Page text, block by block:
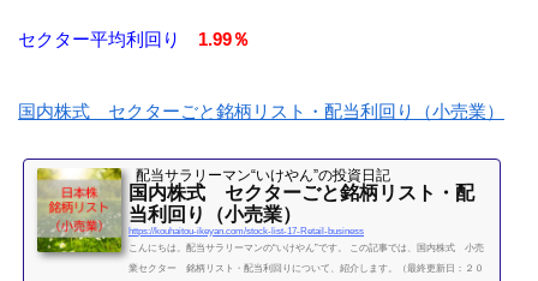
セクター平均利回り 1.99％
国内株式 セクターごと銘柄リスト・配当利回り（小売業）
配当サラリーマン“いけやん”の投資日記 ​
国内株式 セクターごと銘柄リスト・配
当利回り（小売業）
https://kouhaitou-ikeyan.com/stock-list-17-Retail-business
こんにちは。配当サラリーマンの“いけやん”です。 この記事では、国内株式 小売
業セクター 銘柄リスト・配当利回りについて、紹介します。（最終更新日：２０